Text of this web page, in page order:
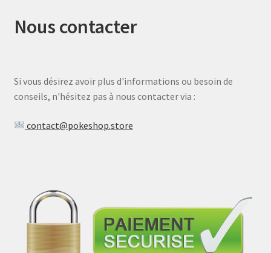
Nous contacter
Si vous désirez avoir plus d'informations ou besoin de
conseils, n'hésitez pas à nous contacter via :
contact@pokeshop.store